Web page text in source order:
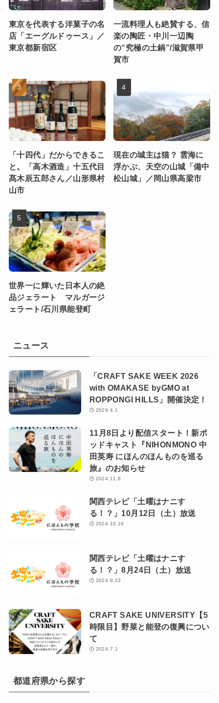
東京を代表する洋菓子の名
店「エーグルドゥース」／
東京都新宿区
一流料理人も絶賛する、信
楽の陶匠・中川一辺陶
の“究極の土鍋”/滋賀県甲
賀市
「十四代」だからできるこ
と。「高木酒造」十五代目
髙木辰五郎さん／山形県村
山市
現在の城主は猫？ 雲海に
浮かぶ、天空の山城「備中
松山城」／岡山県高梁市
世界一に輝いた日本人の絶
品ジェラート マルガージ
ェラート/石川県能登町
ニュース
「CRAFT SAKE WEEK 2026
with OMAKASE byGMO at
ROPPONGI HILLS」開催決定！
2026.4.1
11月8日より配信スタート！新ポ
ッドキャスト『NIHONMONO 中
田英寿 にほんのほんものを巡る
旅』のお知らせ
2024.11.8
関西テレビ「土曜はナニす
る！？」10月12日（土）放送
2024.10.10
関西テレビ「土曜はナニす
る！？」8月24日（土）放送
2024.8.23
CRAFT SAKE UNIVERSITY【5
時限目】野菜と能登の復興につい
て
2024.7.1
都道府県から探す